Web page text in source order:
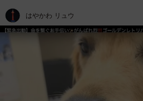
はやかわ リュウ